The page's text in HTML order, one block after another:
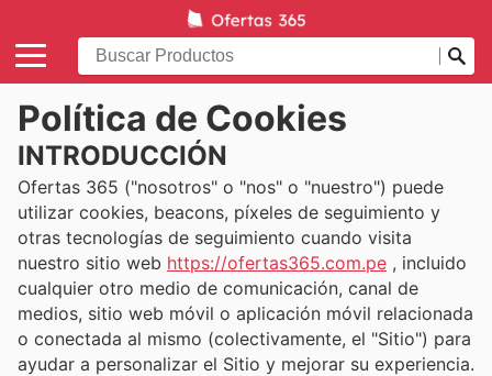
Política de Cookies
INTRODUCCIÓN
Ofertas 365 ("nosotros" o "nos" o "nuestro") puede
utilizar cookies, beacons, píxeles de seguimiento y
otras tecnologías de seguimiento cuando visita
nuestro sitio web https://ofertas365.com.pe , incluido
cualquier otro medio de comunicación, canal de
medios, sitio web móvil o aplicación móvil relacionada
o conectada al mismo (colectivamente, el "Sitio") para
ayudar a personalizar el Sitio y mejorar su experiencia.